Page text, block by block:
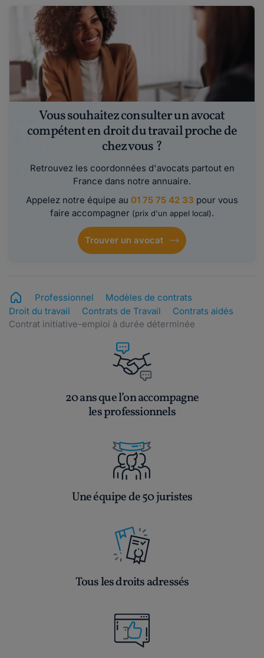
Vous souhaitez consulter un avocat
compétent en droit du travail proche de
chez vous ?
Retrouvez les coordonnées d'avocats partout en
France dans notre annuaire.
Appelez notre équipe au 01 75 75 42 33 pour vous
faire accompagner (prix d'un appel local).
Trouver un avocat
Professionnel
Modèles de contrats
Droit du travail
Contrats de Travail
Contrats aidés
Contrat initiative-emploi à durée déterminée
20 ans que l’on accompagne
les professionnels
Une équipe de 50 juristes
Tous les droits adressés